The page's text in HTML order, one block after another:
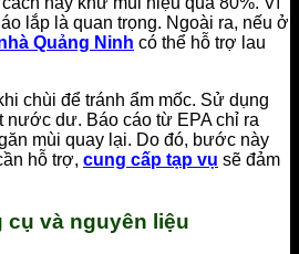
lắp là quan trọng. Ngoài ra, nếu ở
Quảng Ninh có thể hỗ trợ lau
chùi để tránh ẩm mốc. Sử dụng
nước dư. Báo cáo từ EPA chỉ ra
mùi quay lại. Do đó, bước này
hỗ trợ, cung cấp tạp vụ sẽ đảm
cụ và nguyên liệu